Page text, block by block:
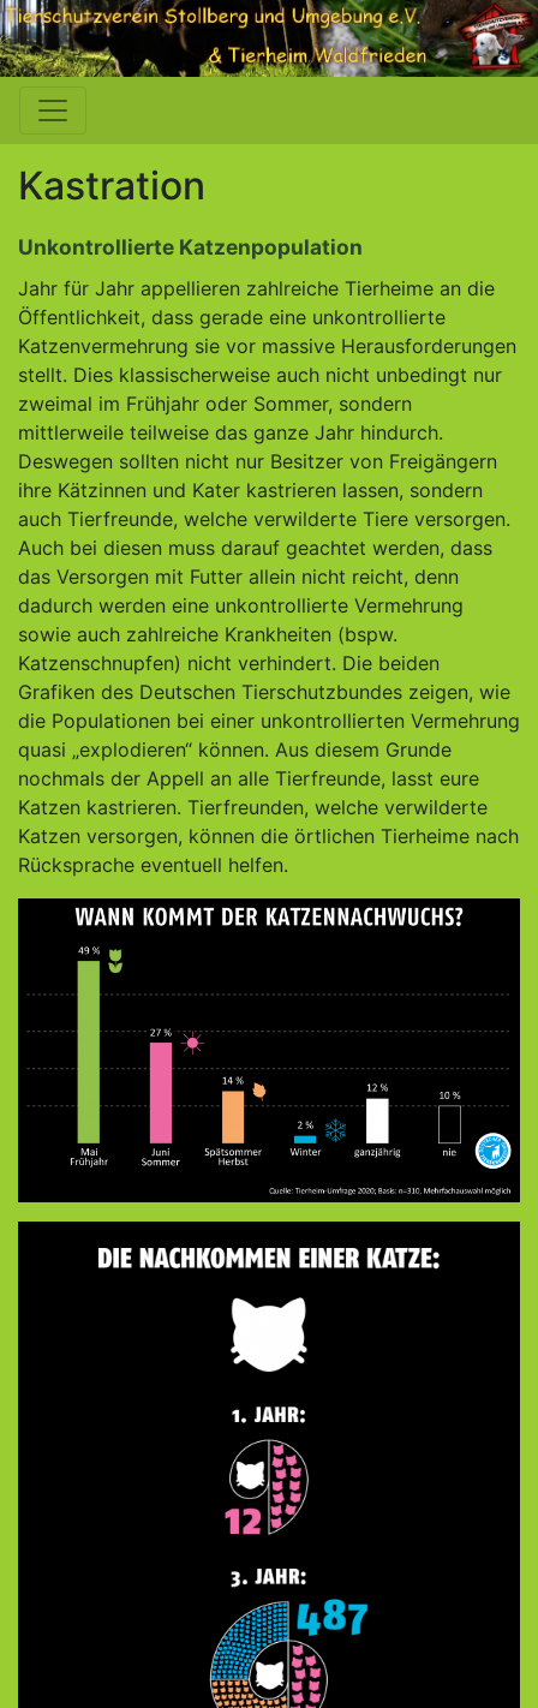
Kastration
Unkontrollierte Katzenpopulation
Jahr für Jahr appellieren zahlreiche Tierheime an die
Öffentlichkeit, dass gerade eine unkontrollierte
Katzenvermehrung sie vor massive Herausforderungen
stellt. Dies klassischerweise auch nicht unbedingt nur
zweimal im Frühjahr oder Sommer, sondern
mittlerweile teilweise das ganze Jahr hindurch.
Deswegen sollten nicht nur Besitzer von Freigängern
ihre Kätzinnen und Kater kastrieren lassen, sondern
auch Tierfreunde, welche verwilderte Tiere versorgen.
Auch bei diesen muss darauf geachtet werden, dass
das Versorgen mit Futter allein nicht reicht, denn
dadurch werden eine unkontrollierte Vermehrung
sowie auch zahlreiche Krankheiten (bspw.
Katzenschnupfen) nicht verhindert. Die beiden
Grafiken des Deutschen Tierschutzbundes zeigen, wie
die Populationen bei einer unkontrollierten Vermehrung
quasi „explodieren“ können. Aus diesem Grunde
nochmals der Appell an alle Tierfreunde, lasst eure
Katzen kastrieren. Tierfreunden, welche verwilderte
Katzen versorgen, können die örtlichen Tierheime nach
Rücksprache eventuell helfen.